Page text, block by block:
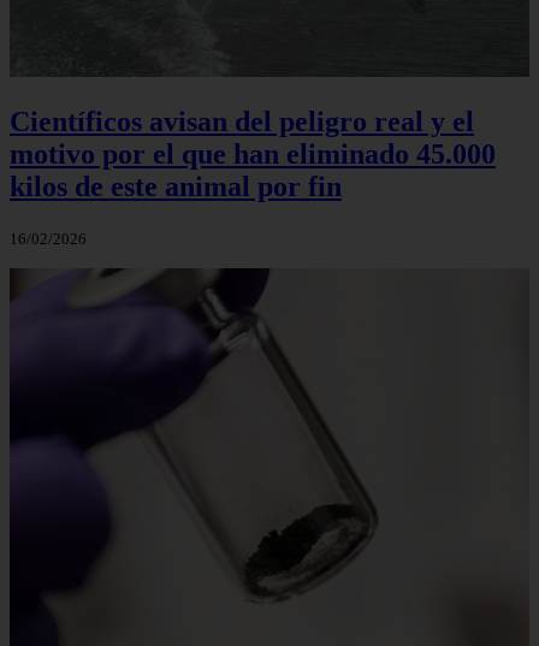
Científicos avisan del peligro real y el
motivo por el que han eliminado 45.000
kilos de este animal por fin
16/02/2026